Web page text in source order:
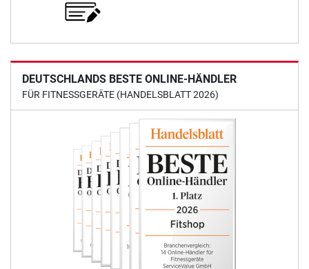
DEUTSCHLANDS BESTE ONLINE-HÄNDLER
FÜR FITNESSGERÄTE (HANDELSBLATT 2026)